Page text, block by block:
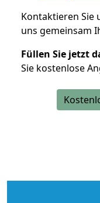
Kontaktieren Sie
uns gemeinsam
Füllen Sie jetzt
Sie kostenlose